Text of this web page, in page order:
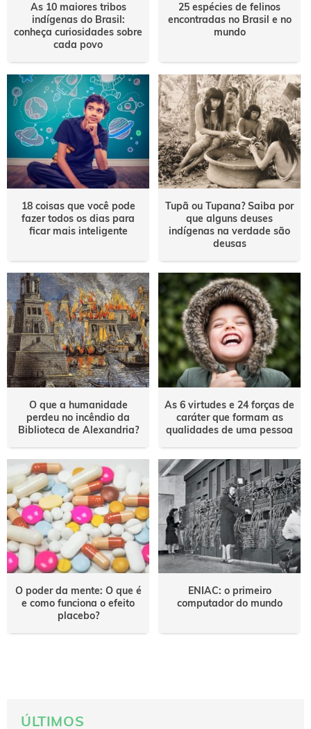
As 10 maiores tribos
indígenas do Brasil:
conheça curiosidades sobre
cada povo
25 espécies de felinos
encontradas no Brasil e no
mundo
18 coisas que você pode
fazer todos os dias para
ficar mais inteligente
Tupã ou Tupana? Saiba por
que alguns deuses
indígenas na verdade são
deusas
O que a humanidade
perdeu no incêndio da
Biblioteca de Alexandria?
As 6 virtudes e 24 forças de
caráter que formam as
qualidades de uma pessoa
O poder da mente: O que é
e como funciona o efeito
placebo?
ENIAC: o primeiro
computador do mundo
ÚLTIMOS